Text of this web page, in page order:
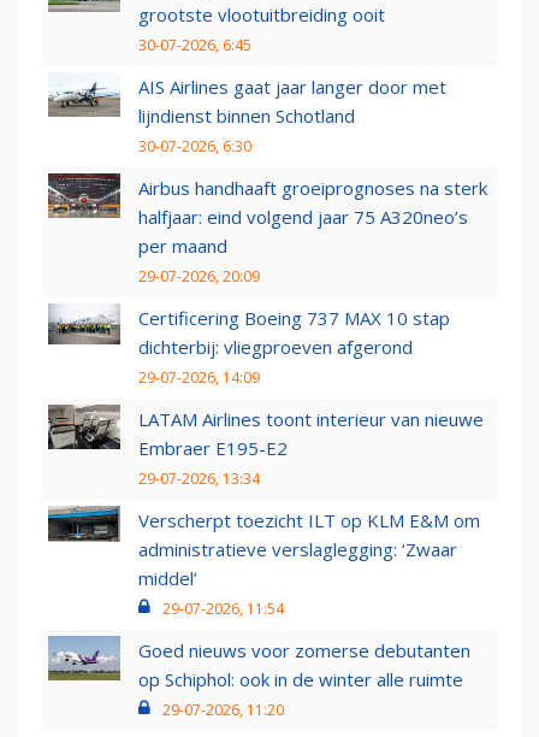
grootste vlootuitbreiding ooit
30-07-2026, 6:45
AIS Airlines gaat jaar langer door met
lijndienst binnen Schotland
30-07-2026, 6:30
Airbus handhaaft groeiprognoses na sterk
halfjaar: eind volgend jaar 75 A320neo’s
per maand
29-07-2026, 20:09
Certificering Boeing 737 MAX 10 stap
dichterbij: vliegproeven afgerond
29-07-2026, 14:09
LATAM Airlines toont interieur van nieuwe
Embraer E195-E2
29-07-2026, 13:34
Verscherpt toezicht ILT op KLM E&M om
administratieve verslaglegging: ‘Zwaar
middel’
29-07-2026, 11:54
Goed nieuws voor zomerse debutanten
op Schiphol: ook in de winter alle ruimte
29-07-2026, 11:20